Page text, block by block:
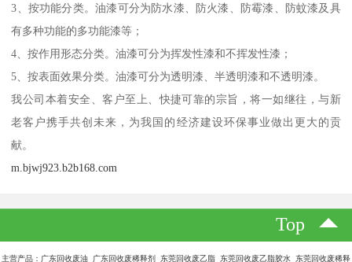
3、按功能分类。油漆可分为防水漆、防火漆、防霉漆、防蚊漆及具
有多种功能的多功能漆等；
4、按作用形态分类。油漆可分为挥发性漆和不挥发性漆；
5、按表面效果分类。油漆可分为透明漆、半透明漆和不透明漆。
我公司本着安全、客户至上、快捷可靠的宗旨，将一如继往，与新
老客户携手共创未来，为我国的经济建设环保事业做出更大的贡
献。
m.bjwj923.b2b168.com
Top
主营产品：广东回收废油 广东回收废稀释剂 东莞回收废乙脂 东莞回收废乙脂胶水 东莞回收废稀释